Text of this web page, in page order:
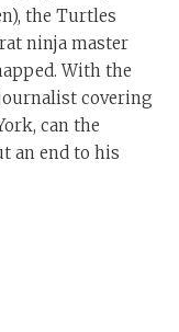
the Turtles
ninja master
With the
covering
can the
an end to his